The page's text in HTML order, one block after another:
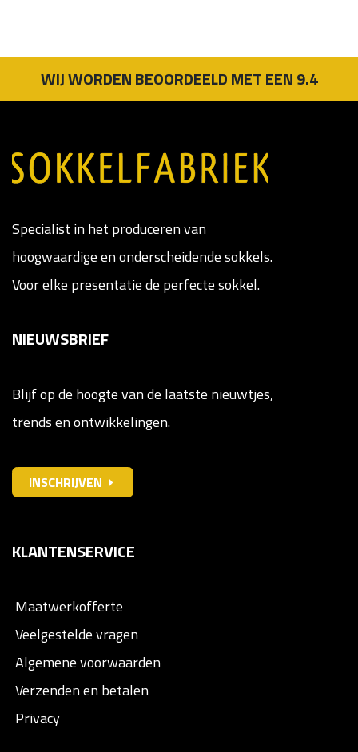
WIJ WORDEN BEOORDEELD MET EEN 9.4
Specialist in het produceren van
hoogwaardige en onderscheidende sokkels.
Voor elke presentatie de perfecte sokkel.
NIEUWSBRIEF
Blijf op de hoogte van de laatste nieuwtjes,
trends en ontwikkelingen.
INSCHRIJVEN
KLANTENSERVICE
Maatwerkofferte
Veelgestelde vragen
Algemene voorwaarden
Verzenden en betalen
Privacy